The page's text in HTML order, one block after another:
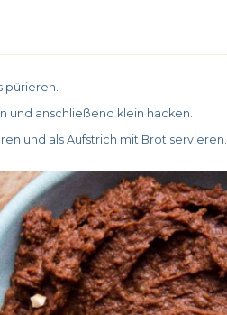
pürieren.
und anschließend klein hacken.
und als Aufstrich mit Brot servieren.